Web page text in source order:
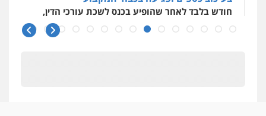
חודש בלבד לאחר שהופיע בכנס לשכת עורכי הדין,
קצב הורשע